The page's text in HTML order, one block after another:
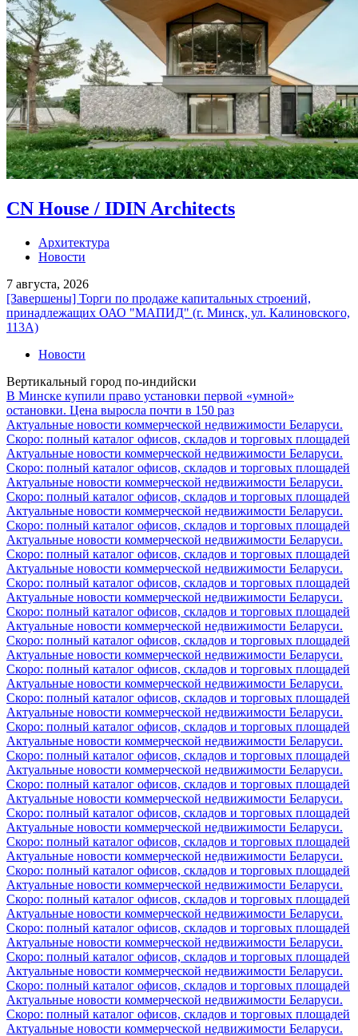
CN House / IDIN Architects
Архитектура
Новости
7 августа, 2026
[Завершены] Торги по продаже капитальных строений,
принадлежащих ОАО "МАПИД" (г. Минск, ул. Калиновского,
113А)
Новости
Вертикальный город по-индийски
В Минске купили право установки первой «умной»
остановки. Цена выросла почти в 150 раз
Актуальные новости коммерческой недвижимости Беларуси.
Скоро: полный каталог офисов, складов и торговых площадей
Актуальные новости коммерческой недвижимости Беларуси.
Скоро: полный каталог офисов, складов и торговых площадей
Актуальные новости коммерческой недвижимости Беларуси.
Скоро: полный каталог офисов, складов и торговых площадей
Актуальные новости коммерческой недвижимости Беларуси.
Скоро: полный каталог офисов, складов и торговых площадей
Актуальные новости коммерческой недвижимости Беларуси.
Скоро: полный каталог офисов, складов и торговых площадей
Актуальные новости коммерческой недвижимости Беларуси.
Скоро: полный каталог офисов, складов и торговых площадей
Актуальные новости коммерческой недвижимости Беларуси.
Скоро: полный каталог офисов, складов и торговых площадей
Актуальные новости коммерческой недвижимости Беларуси.
Скоро: полный каталог офисов, складов и торговых площадей
Актуальные новости коммерческой недвижимости Беларуси.
Скоро: полный каталог офисов, складов и торговых площадей
Актуальные новости коммерческой недвижимости Беларуси.
Скоро: полный каталог офисов, складов и торговых площадей
Актуальные новости коммерческой недвижимости Беларуси.
Скоро: полный каталог офисов, складов и торговых площадей
Актуальные новости коммерческой недвижимости Беларуси.
Скоро: полный каталог офисов, складов и торговых площадей
Актуальные новости коммерческой недвижимости Беларуси.
Скоро: полный каталог офисов, складов и торговых площадей
Актуальные новости коммерческой недвижимости Беларуси.
Скоро: полный каталог офисов, складов и торговых площадей
Актуальные новости коммерческой недвижимости Беларуси.
Скоро: полный каталог офисов, складов и торговых площадей
Актуальные новости коммерческой недвижимости Беларуси.
Скоро: полный каталог офисов, складов и торговых площадей
Актуальные новости коммерческой недвижимости Беларуси.
Скоро: полный каталог офисов, складов и торговых площадей
Актуальные новости коммерческой недвижимости Беларуси.
Скоро: полный каталог офисов, складов и торговых площадей
Актуальные новости коммерческой недвижимости Беларуси.
Скоро: полный каталог офисов, складов и торговых площадей
Актуальные новости коммерческой недвижимости Беларуси.
Скоро: полный каталог офисов, складов и торговых площадей
Актуальные новости коммерческой недвижимости Беларуси.
Скоро: полный каталог офисов, складов и торговых площадей
Актуальные новости коммерческой недвижимости Беларуси.